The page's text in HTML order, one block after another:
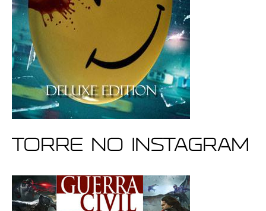
Torre no Instagram